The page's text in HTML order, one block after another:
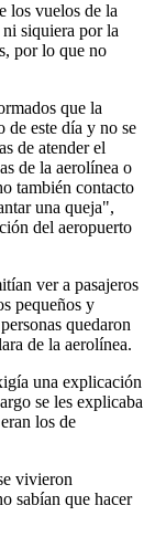
los vuelos de la
siquiera por la
por lo que no
que la
de este día y no se
de atender el
de la aerolínea o
también contacto
una queja",
del aeropuerto
ver a pasajeros
pequeños y
quedaron
de la aerolínea.
una explicación
se les explicaba
los de
vivieron
sabían que hacer